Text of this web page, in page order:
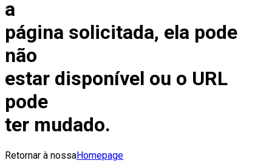
a
página solicitada, ela pode
não
estar disponível ou o URL
pode
ter mudado.
Retornar à nossaHomepage